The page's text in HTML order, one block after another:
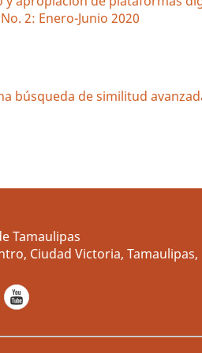
2: Enero-Junio 2020
búsqueda de similitud
Tamaulipas
Ciudad Victoria, Tamaulipas,